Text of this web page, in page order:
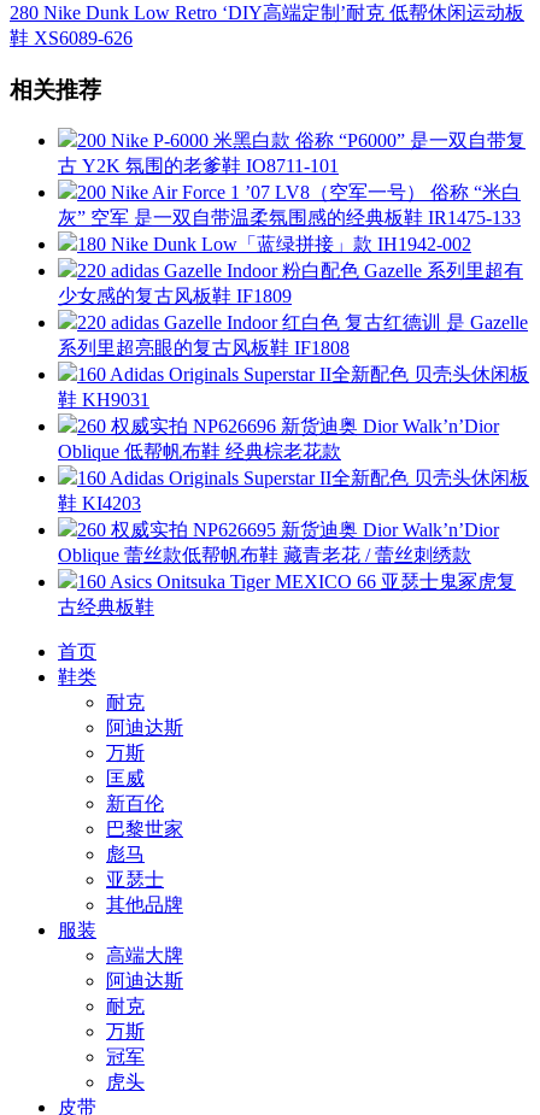
280 Nike Dunk Low Retro ‘DIY高端定制’耐克 低帮休闲运动板
鞋 XS6089-626
相关推荐
200 Nike P-6000 米黑白款 俗称 “P6000” 是一双自带复
古 Y2K 氛围的老爹鞋 IO8711-101
200 Nike Air Force 1 ’07 LV8（空军一号） 俗称 “米白
灰” 空军 是一双自带温柔氛围感的经典板鞋 IR1475-133
180 Nike Dunk Low「蓝绿拼接」款 IH1942-002
220 adidas Gazelle Indoor 粉白配色 Gazelle 系列里超有
少女感的复古风板鞋 IF1809
220 adidas Gazelle Indoor 红白色 复古红德训 是 Gazelle
系列里超亮眼的复古风板鞋 IF1808
160 Adidas Originals Superstar II全新配色 贝壳头休闲板
鞋 KH9031
260 权威实拍 NP626696 新货迪奥 Dior Walk’n’Dior
Oblique 低帮帆布鞋 经典棕老花款
160 Adidas Originals Superstar II全新配色 贝壳头休闲板
鞋 KI4203
260 权威实拍 NP626695 新货迪奥 Dior Walk’n’Dior
Oblique 蕾丝款低帮帆布鞋 藏青老花 / 蕾丝刺绣款
160 Asics Onitsuka Tiger MEXICO 66 亚瑟士鬼冢虎复
古经典板鞋
首页
鞋类
耐克
阿迪达斯
万斯
匡威
新百伦
巴黎世家
彪马
亚瑟士
其他品牌
服装
高端大牌
阿迪达斯
耐克
万斯
冠军
虎头
皮带